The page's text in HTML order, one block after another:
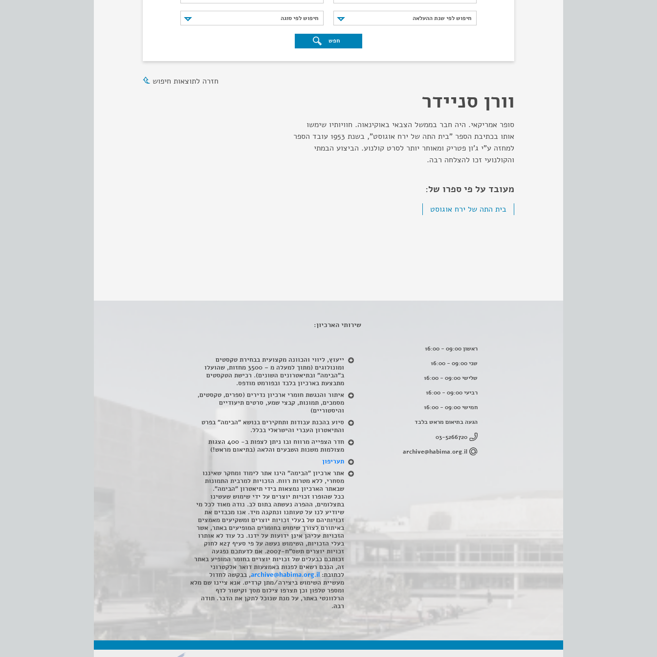
חיפוש לפי שנת ההעלאה
חיפוש לפי שנת ההעלאה חיפוש לפי סוגה
חיפוש לפי סוגה
חפש
חזרה לתוצאות חיפוש
וורן סניידר
סופר אמריקאי. היה חבר בממשל הצבאי באוקינאוה. חוויותיו שימשו
אותו בכתיבת הספר "בית התה של ירח אוגוסט", בשנת 1953 עובד הספר
למחזה ע"י ג'ון פטריק ומאוחר יותר לסרט קולנוע. הביצוע הבמתי
והקולנועי זכו להצלחה רבה.
מעובד על פי ספרו של:
בית התה של ירח אוגוסט
ראשון 09:00 - 16:00
שני 09:00 - 16:00
שלישי 09:00 - 16:00
רביעי 09:00 - 16:00
חמישי 09:00 - 16:00
הגעה בתיאום מראש בלבד
03-5266720
archive@habima.org.il
שירותי הארכיון:
ייעוץ, ליווי והכוונה מקצועית בבחירת טקסטים
ומונולוגים (מתוך למעלה מ – 3500 מחזות, שהועלו
ב"הבימה" ובתיאטרונים השונים). רכישת הטקסטים
מתבצעת בארכיון בלבד ובפורמט מודפס.
איתור והנגשת חומרי ארכיון נדירים (ספרים, טקסטים,
מסמכים, תמונות, קבצי שמע, סרטים תיעודיים
והיסטוריים)
סיוע בהכנת עבודות ותחקירים בנושא "הבימה" בפרט
והתיאטרון העברי והישראלי בכלל.
חדר הצפייה מרווח ובו ניתן לצפות ב- 400 הצגות
מצולמות משנות השבעים והלאה (בתיאום מראש!)
תעריפון
אתר ארכיון "הבימה" הינו אתר לימוד ומחקר שאיננו
מסחרי, ללא מטרות רווח. הזכויות למרבית התמונות
שבאתר הארכיון נמצאות בידי תיאטרון "הבימה".
ככל שהופרו זכויות יוצרים על ידי שימוש שעשינו
בתצלומים, ההפרה נעשתה בתום לב. נודה מאוד לכל מי
שיודיע לנו על טעותנו ונתקנה מיד. אנו מכבדים את
זכויותיהם של בעלי זכויות יוצרים ומשקיעים מאמצים
באיתורם לצורך שימוש בחומרים המופיעים באתר, אשר
הזכויות עליהן אינן ידועות על ידנו. כל עוד לא אותרו
בעלי הזכויות, השימוש נעשה על פי סעיף 27א לחוק
זכויות יוצרים תשס"ח-2007. אם לדעתכם נפגעה
זכותכם כבעלים של זכויות יוצרים בחומר המופיע באתר
זה, הנכם רשאים לפנות באמצעות דואר אלקטרוני
לכתובת: archive@habima.org.il, בבקשה לחדול
מעשיית השימוש ביצירה/מתן קרדיט. אנא ציינו שם מלא
ומספר טלפון וכן תצרפו צילום מסך וקישור לדף
הרלוונטי באתר, על מנת שנוכל לתקן את הדבר. תודה
רבה.